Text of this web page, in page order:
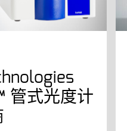
管式光度计